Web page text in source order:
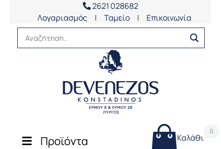
2621 028682
Λογαριασμός
| Ταμείο | Επικοινωνία
Καλάθι
0
Προϊόντα